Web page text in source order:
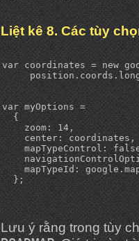
Liệt kê 8. Các tùy
var coordinates = new
var myOptions =
  {
    zoom: 14,
    center: coordinates,
mapTypeControl:
mapTypeId:
  };
Lưu ý rằng trong tùy